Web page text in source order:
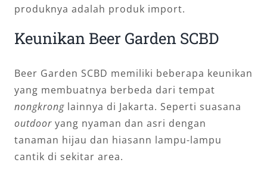
produknya adalah produk import.
Keunikan Beer Garden SCBD
Beer Garden SCBD memiliki beberapa keunikan
yang membuatnya berbeda dari tempat
nongkronglainnya di Jakarta. Seperti suasana
outdooryang nyaman dan asri dengan
tanaman hijau dan hiasann lampu-lampu
cantik di sekitar area.